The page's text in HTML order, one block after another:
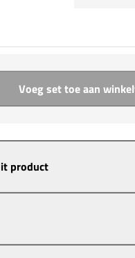
Voeg set toe aan
product